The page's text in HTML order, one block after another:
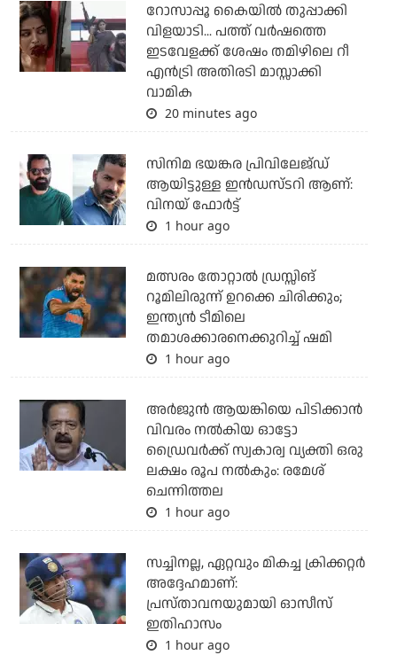
റോസാപ്പൂ കൈയില്‍ തുപ്പാക്കി
വിളയാടി... പത്ത് വര്‍ഷത്തെ
ഇടവേളക്ക് ശേഷം തമിഴിലെ റീ
എന്‍ട്രി അതിരടി മാസ്സാക്കി
വാമിക
20 minutes ago
സിനിമ ഭയങ്കര പ്രിവിലേജ്ഡ്
ആയിട്ടുള്ള ഇൻഡസ്ടറി ആണ്:
വിനയ് ഫോർട്ട്
1 hour ago
മത്സരം തോറ്റാല്‍ ഡ്രസ്സിങ്
റൂമിലിരുന്ന് ഉറക്കെ ചിരിക്കും;
ഇന്ത്യന്‍ ടീമിലെ
തമാശക്കാരനെക്കുറിച്ച് ഷമി
1 hour ago
അര്‍ജുന്‍ ആയങ്കിയെ പിടിക്കാന്‍
വിവരം നല്‍കിയ ഓട്ടോ
ഡ്രൈവര്‍ക്ക് സ്വകാര്വ വ്യക്തി ഒരു
ലക്ഷം രൂപ നല്‍കും: രമേശ്
ചെന്നിത്തല
1 hour ago
സച്ചിനല്ല, ഏറ്റവും മികച്ച ക്രിക്കറ്റര്‍
അദ്ദേഹമാണ്:
പ്രസ്താവനയുമായി ഓസീസ്
ഇതിഹാസം
1 hour ago